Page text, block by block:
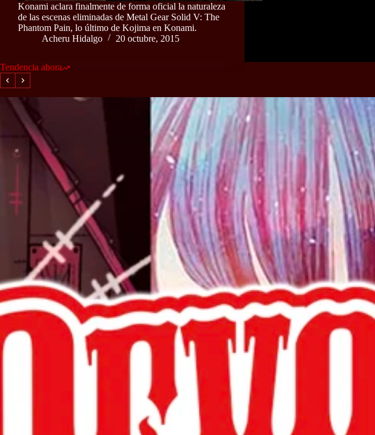
Konami aclara finalmente de forma oficial la naturaleza
de las escenas eliminadas de Metal Gear Solid V: The
Phantom Pain, lo último de Kojima en Konami.
Acheru Hidalgo
20 octubre, 2015
Tendencia ahora